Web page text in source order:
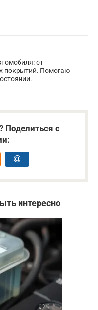
от
покрытий. Помогаю
Поделиться с
интересно
0